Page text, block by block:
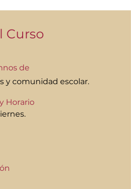
Curso
de
y comunidad escolar.
Horario